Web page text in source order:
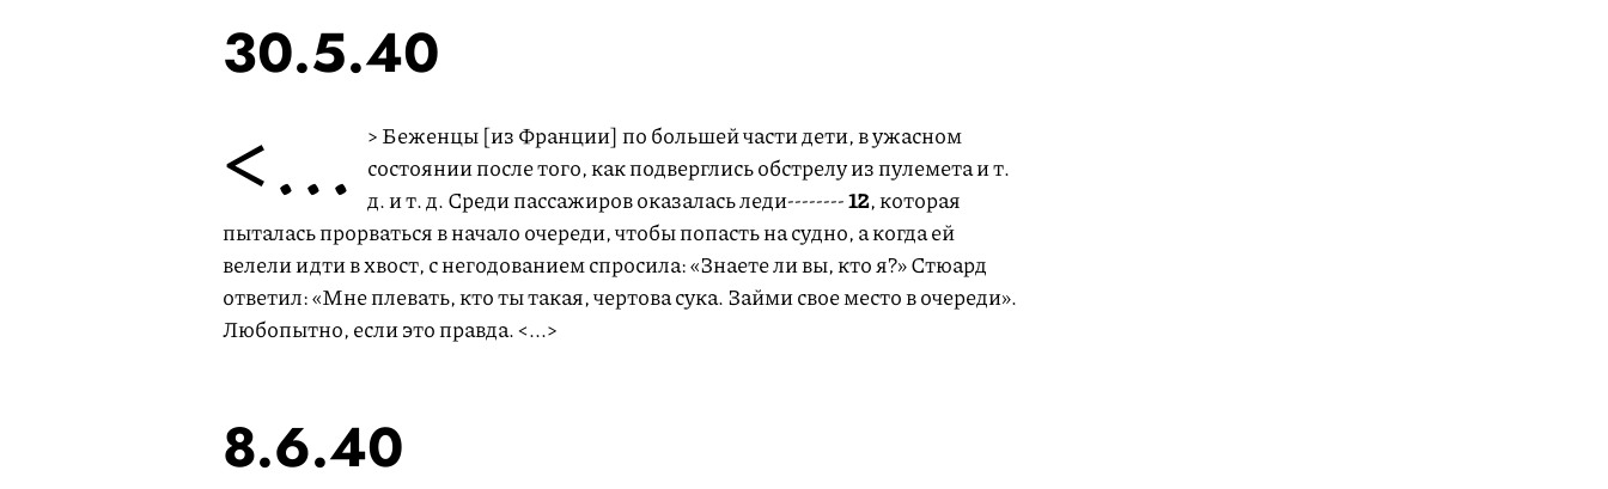
30.5.40
<...
> Беженцы [из Франции] по большей части дети, в ужасном
состоянии после того, как подверглись обстрелу из пулемета и т.
д. и т. д. Среди пассажиров оказалась леди--------12, которая
пыталась прорваться в начало очереди, чтобы попасть на судно, а когда ей
велели идти в хвост, с негодованием спросила: «Знаете ли вы, кто я?» Стюард
ответил: «Мне плевать, кто ты такая, чертова сука. Займи свое место в очереди».
Любопытно, если это правда. <...>
8.6.40